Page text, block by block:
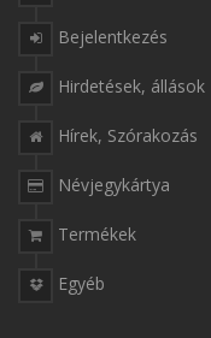
Bejelentkezés
Hirdetések, állások
Hírek, Szórakozás
Névjegykártya
Termékek
Egyéb